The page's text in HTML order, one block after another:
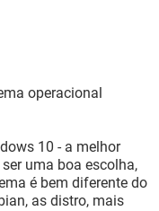
operacional
10 - a melhor
uma boa escolha,
é bem diferente do
as distro, mais